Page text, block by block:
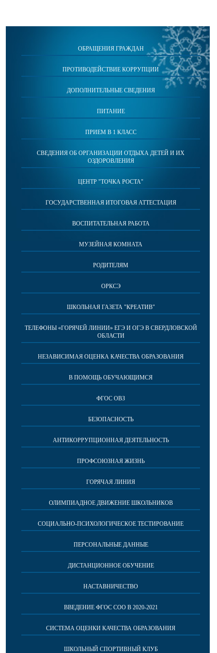
ОБРАЩЕНИЯ ГРАЖДАН
ПРОТИВОДЕЙСТВИЕ КОРРУПЦИИ
ДОПОЛНИТЕЛЬНЫЕ СВЕДЕНИЯ
ПИТАНИЕ
ПРИЕМ В 1 КЛАСС
СВЕДЕНИЯ ОБ ОРГАНИЗАЦИИ ОТДЫХА ДЕТЕЙ И ИХ
ОЗДОРОВЛЕНИЯ
ЦЕНТР "ТОЧКА РОСТА"
ГОСУДАРСТВЕННАЯ ИТОГОВАЯ АТТЕСТАЦИЯ
ВОСПИТАТЕЛЬНАЯ РАБОТА
МУЗЕЙНАЯ КОМНАТА
РОДИТЕЛЯМ
ОРКСЭ
ШКОЛЬНАЯ ГАЗЕТА "КРЕАТИВ"
ТЕЛЕФОНЫ «ГОРЯЧЕЙ ЛИНИИ» ЕГЭ И ОГЭ В СВЕРДЛОВСКОЙ
ОБЛАСТИ
НЕЗАВИСИМАЯ ОЦЕНКА КАЧЕСТВА ОБРАЗОВАНИЯ
В ПОМОЩЬ ОБУЧАЮЩИМСЯ
ФГОС ОВЗ
БЕЗОПАСНОСТЬ
АНТИКОРРУПЦИОННАЯ ДЕЯТЕЛЬНОСТЬ
ПРОФСОЮЗНАЯ ЖИЗНЬ
ГОРЯЧАЯ ЛИНИЯ
ОЛИМПИАДНОЕ ДВИЖЕНИЕ ШКОЛЬНИКОВ
СОЦИАЛЬНО-ПСИХОЛОГИЧЕСКОЕ ТЕСТИРОВАНИЕ
ПЕРСОНАЛЬНЫЕ ДАННЫЕ
ДИСТАНЦИОННОЕ ОБУЧЕНИЕ
НАСТАВНИЧЕСТВО
ВВЕДЕНИЕ ФГОС СОО В 2020-2021
СИСТЕМА ОЦЕНКИ КАЧЕСТВА ОБРАЗОВАНИЯ
ШКОЛЬНЫЙ СПОРТИВНЫЙ КЛУБ